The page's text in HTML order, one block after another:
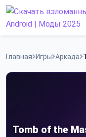
Skip
Программы
Главная Игры Аркада
Tomb of the